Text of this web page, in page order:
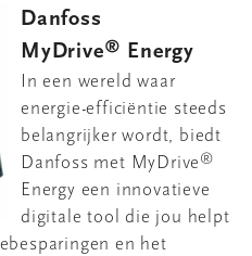
Danfoss
MyDrive® Energy
In een wereld waar
energie-efficiëntie steeds
belangrijker wordt, biedt
Danfoss met MyDrive ®
Energy een innovatieve
digitale tool die jou helpt
en het